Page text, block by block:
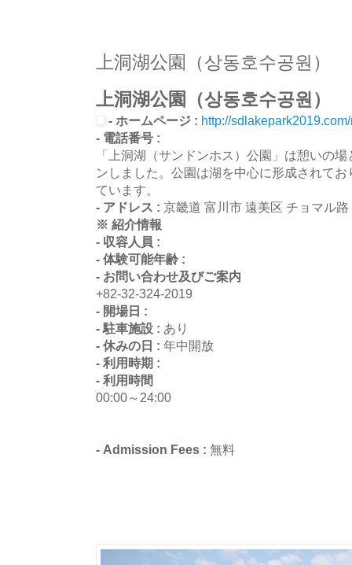
上洞湖公園（상동호수공원）
上洞湖公園（상동호수공원）
- ホームページ : http://
- 電話番号 :
「上洞湖（サンドンホス）公園」は憩いの
ンしました。公園は湖を中心に形成されて
ています。
- アドレス : 京畿道 富川市 遠美区 チョマル路
※ 紹介情報
- 収容人員 :
- 体験可能年齢 :
- お問い合わせ及びご案内
+82-32-324-2019
- 開場日 :
- 駐車施設 : あり
- 休みの日 : 年中開放
- 利用時期 :
- 利用時間
00:00～24:00
- Admission Fees : 無料